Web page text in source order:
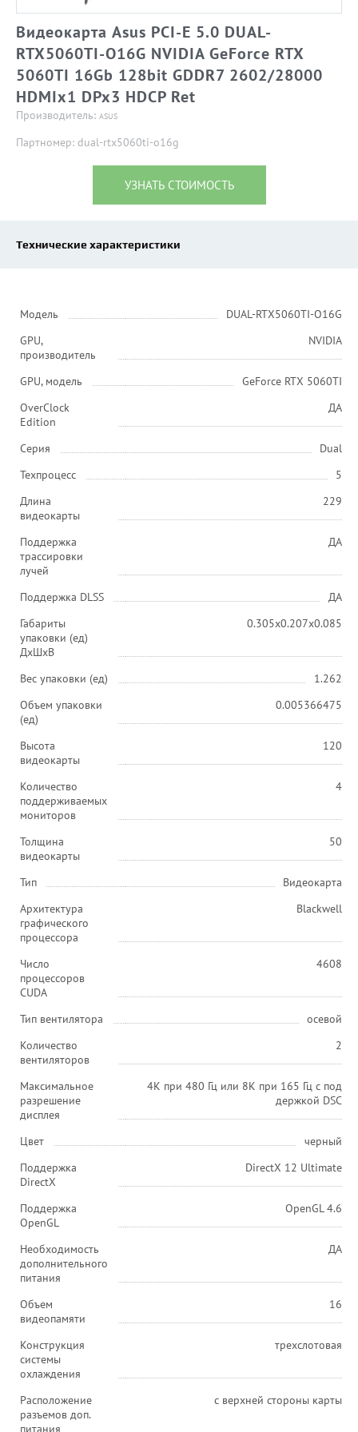
Видеокарта Asus PCI-E 5.0 DUAL-
RTX5060TI-O16G NVIDIA GeForce RTX
5060TI 16Gb 128bit GDDR7 2602/28000
HDMIx1 DPx3 HDCP Ret
Производитель: ASUS
Партномер: dual-rtx5060ti-o16g
УЗНАТЬ СТОИМОСТЬ
Технические характеристики
Модель
DUAL-RTX5060TI-O16G
GPU,
производитель
NVIDIA
GPU, модель
GeForce RTX 5060TI
OverClock
Edition
ДА
Серия
Dual
Техпроцесс
5
Длина
видеокарты
229
Поддержка
трассировки
лучей
ДА
Поддержка DLSS
ДА
Габариты
упаковки (ед)
ДхШхВ
0.305x0.207x0.085
Вес упаковки (ед)
1.262
Объем упаковки
(ед)
0.005366475
Высота
видеокарты
120
Количество
поддерживаемых
мониторов
4
Толщина
видеокарты
50
Тип
Видеокарта
Архитектура
графического
процессора
Blackwell
Число
процессоров
CUDA
4608
Тип вентилятора
осевой
Количество
вентиляторов
2
Максимальное
разрешение
дисплея
4K при 480 Гц или 8K при 165 Гц с под
держкой DSC
Цвет
черный
Поддержка
DirectX
DirectX 12 Ultimate
Поддержка
OpenGL
OpenGL 4.6
Необходимость
дополнительного
питания
ДА
Объем
видеопамяти
16
Конструкция
системы
охлаждения
трехслотовая
Расположение
разъемов доп.
питания
с верхней стороны карты